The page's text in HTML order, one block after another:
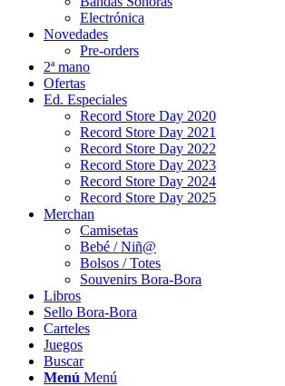
Electrónica
Novedades
Pre-orders
2ª mano
Ofertas
Ed. Especiales
Record Store Day 2020
Record Store Day 2021
Record Store Day 2022
Record Store Day 2023
Record Store Day 2024
Record Store Day 2025
Merchan
Camisetas
Bebé / Niñ@
Bolsos / Totes
Souvenirs Bora-Bora
Libros
Sello Bora-Bora
Carteles
Juegos
Buscar
Menú Menú